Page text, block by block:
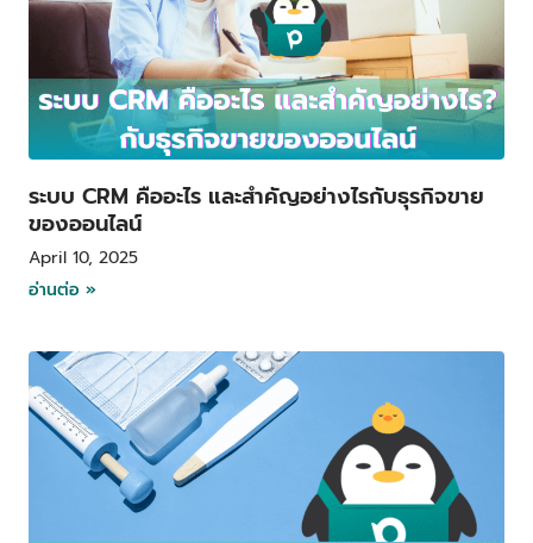
ระบบ CRM คืออะไร และสำคัญอย่างไรกับธุรกิจขาย
ของออนไลน์
April 10, 2025
อ่านต่อ »